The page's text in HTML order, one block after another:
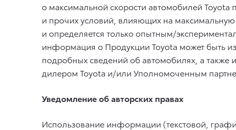
о максимальной скорости автомобилей
и прочих условий, влияющих на максимальную
и определяется только опытным/
информация о Продукции Toyota может быть
подробных сведений об автомобилях, а
дилером Toyota и/или Уполномоченным
Уведомление об авторских правах
Использование информации (текстовой,